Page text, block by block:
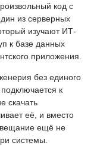
код с
из серверных
изучают ИТ-
к базе данных
приложения.
без единого
к
скачать
её, и вместо
ещё не
системы.